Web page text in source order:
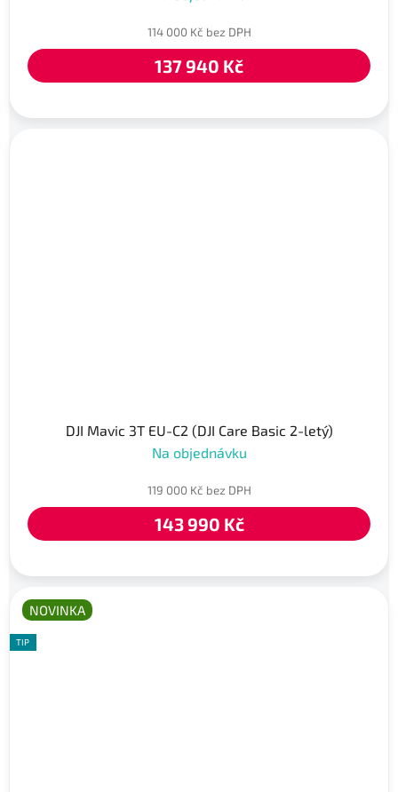
114 000 Kč bez DPH
137 940 Kč
DJI Mavic 3T EU-C2 (DJI Care Basic 2-letý)
Na objednávku
119 000 Kč bez DPH
143 990 Kč
NOVINKA
TIP